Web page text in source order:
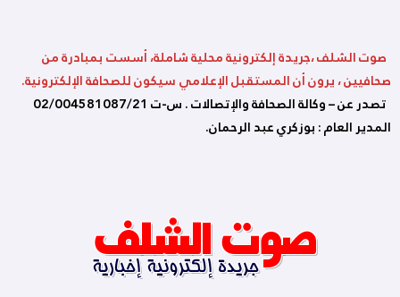
صوت الشلف ،جريدة إلكترونية محلية شاملة، أسست بمبادرة من
صحافيين ، يرون أن المستقبل الإعلامي سيكون للصحافة الإلكترونية.
تصدر عن – وكالة الصحافة والإتصالات . س-ت 02/004581087/21
المدير العام : بوزكري عبد الرحمان.